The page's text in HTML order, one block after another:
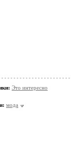
Это интересно
мода